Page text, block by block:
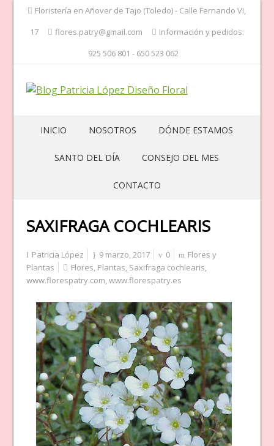
Floristería en Añover de Tajo (Toledo) - Calle Fernando VI,
17
flores.patry@gmail.com
Información y pedidos:
925 506 801 - 650 523 062
INICIO NOSOTROS DÓNDE ESTAMOS
SANTO DEL DÍA CONSEJO DEL MES
CONTACTO
SAXIFRAGA COCHLEARIS
Patricia López 9 marzo, 2017 0
Flores y
Plantas
Flores, Plantas, Saxifraga cochlearis,
www.florespatry.com,www.florespatry.es